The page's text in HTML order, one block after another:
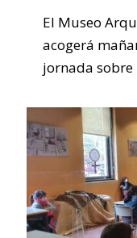
El Museo
acogerá
jornada sobre